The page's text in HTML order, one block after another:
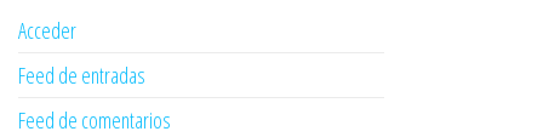
Acceder
Feed de entradas
Feed de comentarios